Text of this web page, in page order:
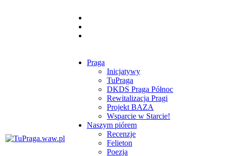
Praga
Inicjatywy
TuPraga
DKDS Praga Północ
Rewitalizacja Pragi
Projekt BAZA
Wsparcie w Starcie!
Naszym piórem
Recenzje
Felieton
Poezja